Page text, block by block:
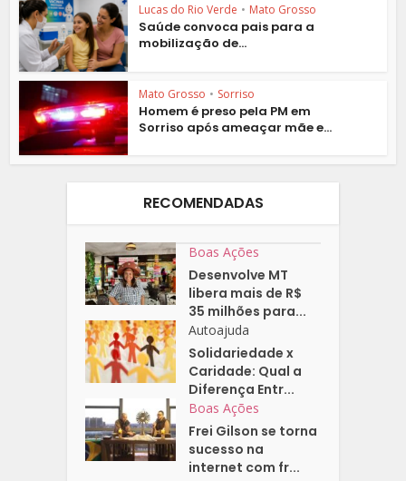
Lucas do Rio Verde • Mato Grosso
Saúde convoca pais para a
mobilização de...
Mato Grosso • Sorriso
Homem é preso pela PM em
Sorriso após ameaçar mãe e...
RECOMENDADAS
Boas Ações
Desenvolve MT
libera mais de R$
35 milhões para...
Autoajuda
Solidariedade x
Caridade: Qual a
Diferença Entr...
Boas Ações
Frei Gilson se torna
sucesso na
internet com fr...